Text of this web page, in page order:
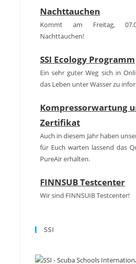
Nachttauchen
Kommt am Freitag,
Nachttauchen!
SSI Ecology Programm
Ein sehr guter Weg sich in
das Leben unter Wasser zu
Kompressorwartung
Zertifikat
Auch in diesem Jahr haben
für Euch warten lassend das
PureAir erhalten.
FINNSUB Testcenter
Wir sind FINNSUIB Testcenter!
SSI